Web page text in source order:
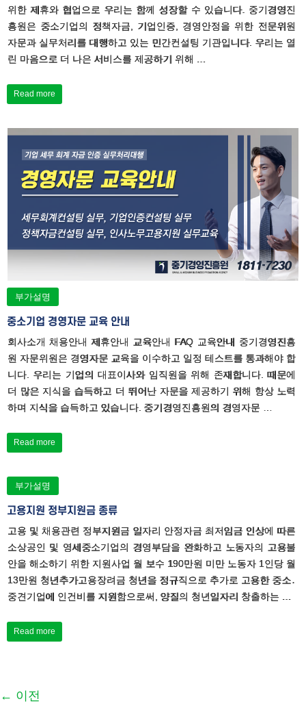
위한 제휴와 협업으로 우리는 함께 성장할 수 있습니다. 중기경영진
흥원은 중소기업의 정책자금, 기업인증, 경영안정을 위한 전문위원
자문과 실무처리를 대행하고 있는 민간컨설팅 기관입니다. 우리는 열
린 마음으로 더 나은 서비스를 제공하기 위해 …
Read more
부가설명
중소기업 경영자문 교육 안내
회사소개 채용안내 제휴안내 교육안내 FAQ 교육안내 중기경영진흥
원 자문위원은 경영자문 교육을 이수하고 일정 테스트를 통과해야 합
니다. 우리는 기업의 대표이사와 임직원을 위해 존재합니다. 때문에
더 많은 지식을 습득하고 더 뛰어난 자문을 제공하기 위해 항상 노력
하며 지식을 습득하고 있습니다. 중기경영진흥원의 경영자문 …
Read more
부가설명
고용지원 정부지원금 종류
고용 및 채용관련 정부지원금 일자리 안정자금 최저임금 인상에 따른
소상공인 및 영세중소기업의 경영부담을 완화하고 노동자의 고용불
안을 해소하기 위한 지원사업 월 보수 190만원 미만 노동자 1인당 월
13만원 청년추가고용장려금 청년을 정규직으로 추가로 고용한 중소․
중견기업에 인건비를 지원함으로써, 양질의 청년일자리 창출하는 …
Read more
← 이전